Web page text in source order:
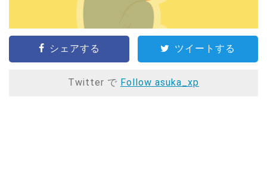
シェアする ツイートする
Twitter で Follow asuka_xp